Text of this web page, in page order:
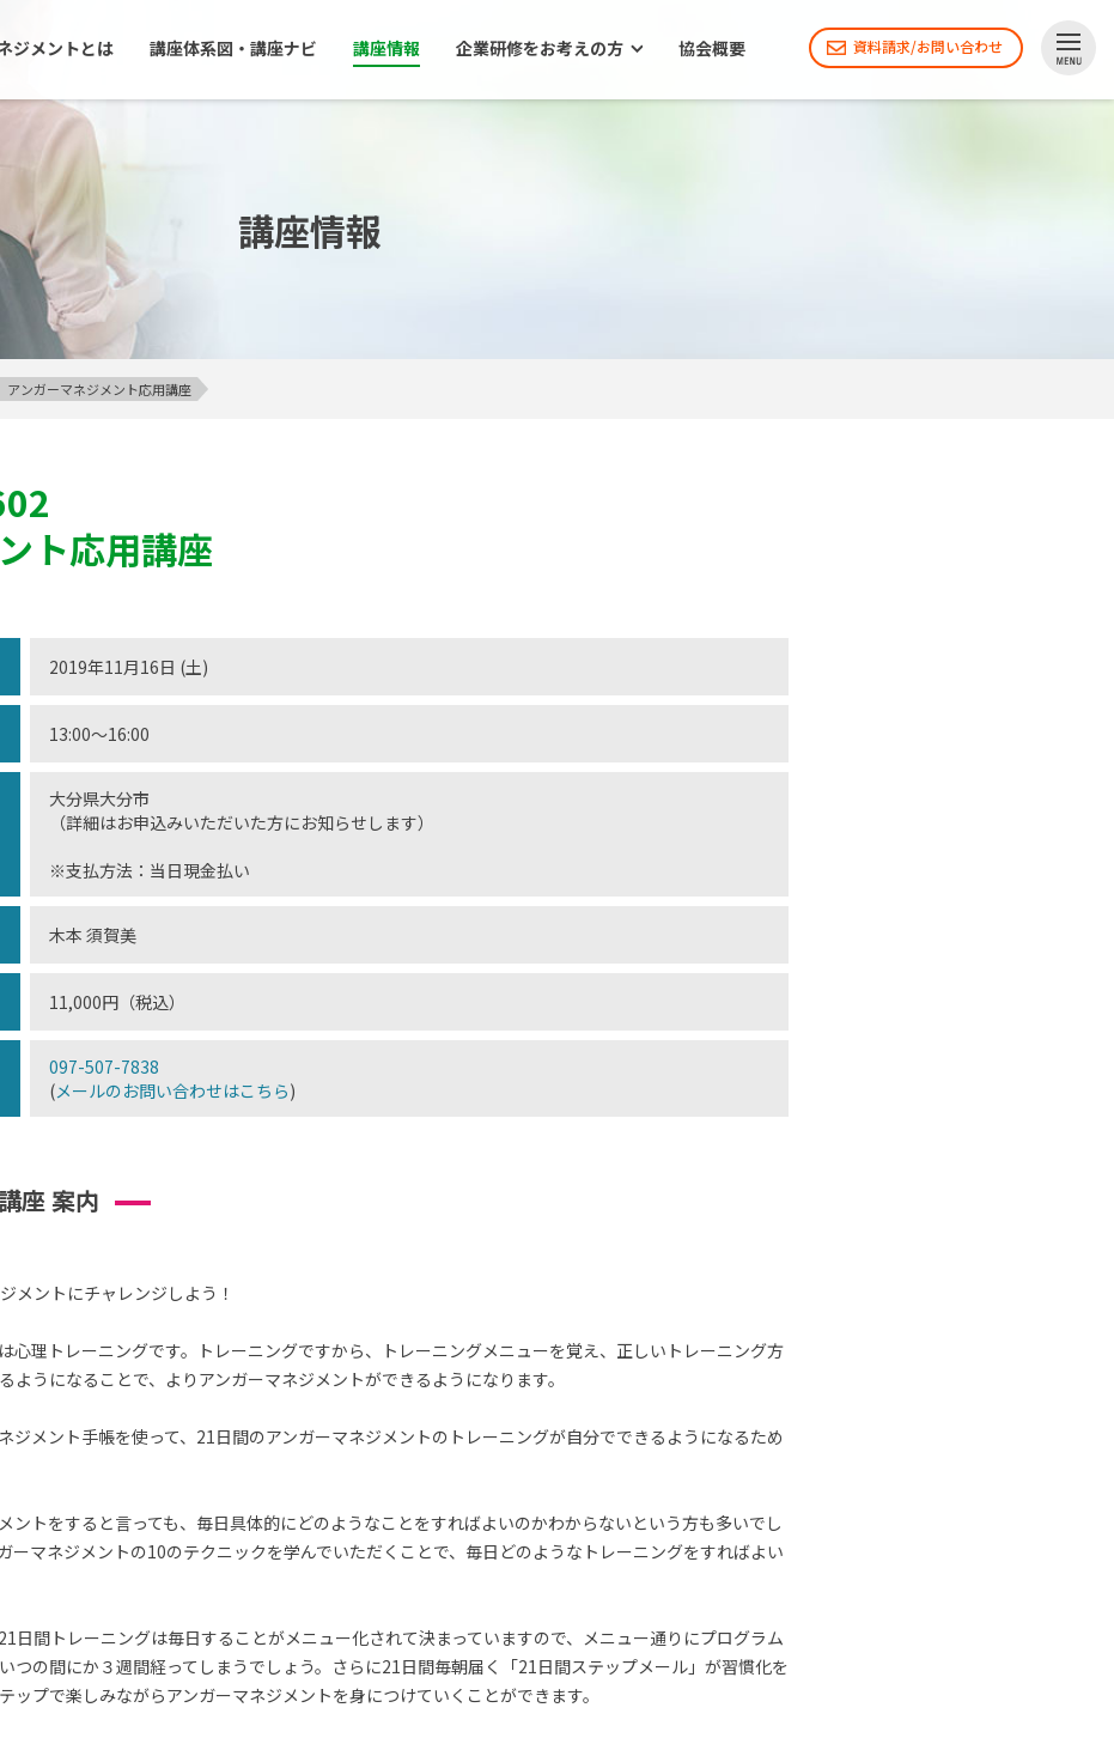
ジメントとは 講座体系図・講座ナビ 講座情報 企業研修をお考えの方 協会概要 資料請求/お問い合わせ
講座情報
アンガーマネジメント応用講座
ト応用講座
2019年11月16日 (土)
13:00〜16:00
大分県大分市
（詳細はお申込みいただいた方にお知らせします）
※支払方法：当日現金払い
木本 須賀美
11,000円（税込）
097-507-7838
(メールのお問い合わせはこちら)
座 案内
メントにチャレンジしよう！
心理トレーニングです。トレーニングですから、トレーニングメニューを覚え、正しいトレーニング方
ようになることで、よりアンガーマネジメントができるようになります。
ジメント手帳を使って、21日間のアンガーマネジメントのトレーニングが自分でできるようになるため
ントをすると言っても、毎日具体的にどのようなことをすればよいのかわからないという方も多いでし
ーマネジメントの10のテクニックを学んでいただくことで、毎日どのようなトレーニングをすればよい
日間トレーニングは毎日することがメニュー化されて決まっていますので、メニュー通りにプログラム
つの間にか３週間経ってしまうでしょう。さらに21日間毎朝届く「21日間ステップメール」が習慣化を
ップで楽しみながらアンガーマネジメントを身につけていくことができます。